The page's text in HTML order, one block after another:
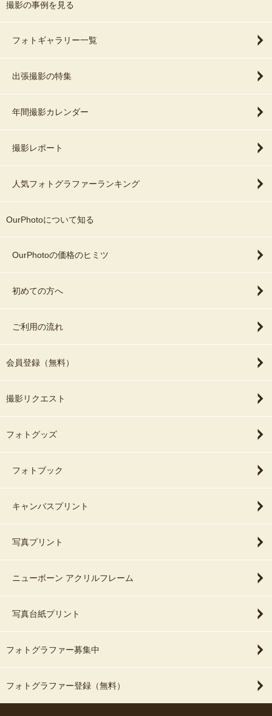
撮影の事例を見る
フォトギャラリー一覧
出張撮影の特集
年間撮影カレンダー
撮影レポート
人気フォトグラファーランキング
OurPhotoについて知る
OurPhotoの価格のヒミツ
初めての方へ
ご利用の流れ
会員登録（無料）
撮影リクエスト
フォトグッズ
フォトブック
キャンバスプリント
写真プリント
ニューボーン アクリルフレーム
写真台紙プリント
フォトグラファー募集中
フォトグラファー登録（無料）